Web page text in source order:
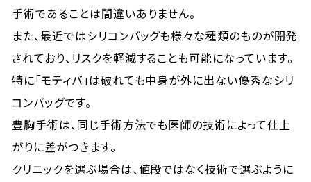
手術であることは間違いありません。
また、最近ではシリコンバッグも様々な種類のものが開発
されており、リスクを軽減することも可能になっています。
特に「モティバ」は破れても中身が外に出ない優秀なシリ
コンバッグです。
豊胸手術は、同じ手術方法でも医師の技術によって仕上
がりに差がつきます。
クリニックを選ぶ場合は、値段ではなく技術で選ぶように